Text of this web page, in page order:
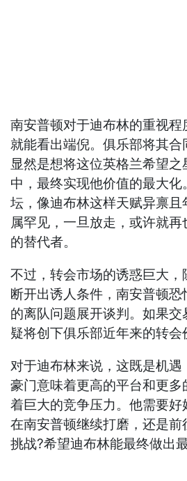
南安普顿对于迪布林的重视程
就能看出端倪。俱乐部将其合
显然是想将这位英格兰希望
中，最终实现他价值的最大化
坛，像迪布林这样天赋异禀且
属罕见，一旦放走，或许就
的替代者。
不过，转会市场的诱惑巨大，
断开出诱人条件，南安普顿
的离队问题展开谈判。如果
疑将创下俱乐部近年来的转会
对于迪布林来说，这既是机遇
豪门意味着更高的平台和更
着巨大的竞争压力。他需要好
在南安普顿继续打磨，还是前
挑战?希望迪布林能最终做出